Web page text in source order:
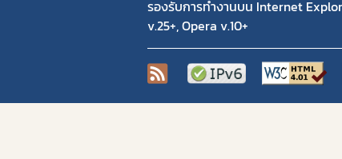
รองรับการทำงานบน Internet
v.25+, Opera v.10+